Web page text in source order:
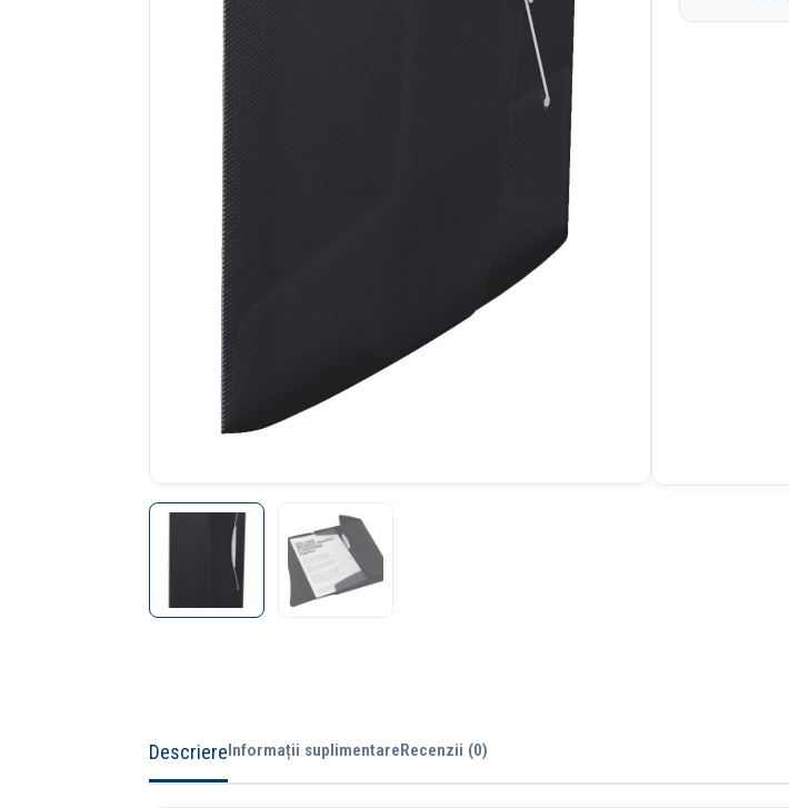
Esselte
DescriereInformații suplimentareRecenzii (0)